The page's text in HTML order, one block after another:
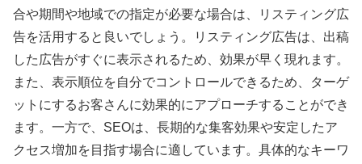
合や期間や地域での指定が必要な場合は、リスティング広
告を活用すると良いでしょう。リスティング広告は、出稿
した広告がすぐに表示されるため、効果が早く現れます。
また、表示順位を自分でコントロールできるため、ターゲ
ットにするお客さんに効果的にアプローチすることができ
ます。一方で、SEOは、長期的な集客効果や安定したア
クセス増加を目指す場合に適しています。具体的なキーワ